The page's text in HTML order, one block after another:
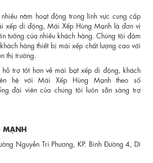
năm hoạt động trong lĩnh vực cung cấp
xếp di động, Mái Xếp Hùng Mạnh là đơn vị
tưởng của nhiều khách hàng. Chúng tôi đảm
hàng thiết bị mái xếp chất lượng cao với
thị trường.
trợ tốt hơn về mái bạt xếp di động, khách
hệ với Mái Xếp Hùng Mạnh theo số
đài viên của chúng tôi luôn sẵn sàng trợ
MẠNH
Nguyễn Tri Phương, KP. Bình Đường 4, Dĩ